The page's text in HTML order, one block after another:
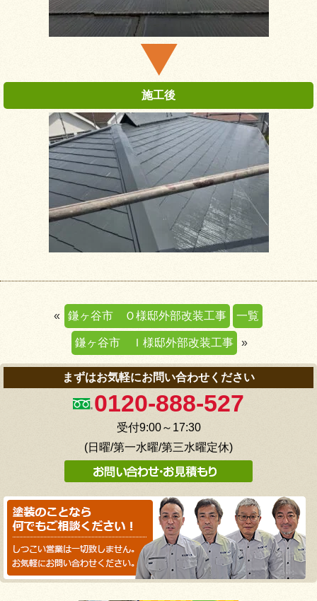
« 鎌ヶ谷市 Ｏ様邸外部改装工事 一覧
鎌ヶ谷市 Ｉ様邸外部改装工事 »
まずはお気軽にお問い合わせください
0120-888-527
受付9:00～17:30
(日曜/第一水曜/第三水曜定休)